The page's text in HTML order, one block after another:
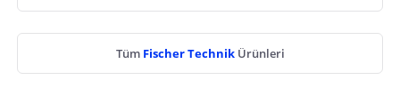
Tüm Fischer Technik Ürünleri